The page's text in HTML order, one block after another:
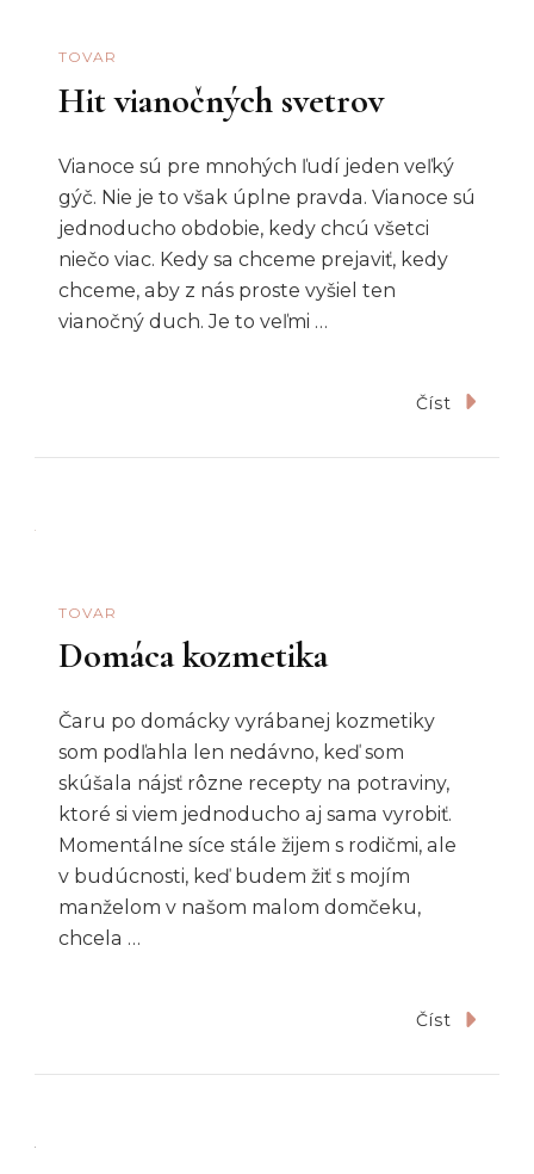
TOVAR
Hit vianočných svetrov
Vianoce sú pre mnohých ľudí jeden veľký
gýč. Nie je to však úplne pravda. Vianoce sú
jednoducho obdobie, kedy chcú všetci
niečo viac. Kedy sa chceme prejaviť, kedy
chceme, aby z nás proste vyšiel ten
vianočný duch. Je to veľmi …
Číst
TOVAR
Domáca kozmetika
Čaru po domácky vyrábanej kozmetiky
som podľahla len nedávno, keď som
skúšala nájsť rôzne recepty na potraviny,
ktoré si viem jednoducho aj sama vyrobiť.
Momentálne síce stále žijem s rodičmi, ale
v budúcnosti, keď budem žiť s mojím
manželom v našom malom domčeku,
chcela …
Číst